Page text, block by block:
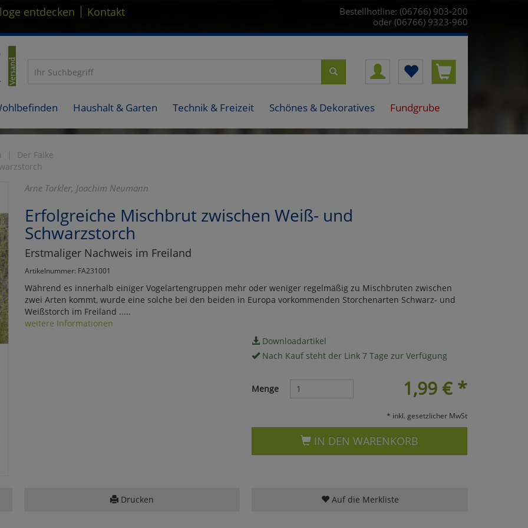
entdecken | Kontakt
Bestellhotline: (06766) 903-200
oder (06766) 9323-960
Haushalt & Garten Technik & Freizeit Schönes & Dekoratives Fundgrube
Der Falke
Arne Torkler, Joachim Neumann
Erfolgreiche Mischbrut zwischen Weiß- und
Schwarzstorch
Erstmaliger Nachweis im Freiland
Artikelnummer: FA231001
Während es innerhalb einiger Vogelartengruppen mehr oder weniger regelmäßig zu Mischbruten zwischen
zwei Arten kommt, wurde eine solche bei den beiden in Europa vorkommenden Storchenarten Schwarz- und
Weißstorch im Freiland .....
weitere Informationen
Downloadartikel
Nach Kauf steht der Link 7 Tage zur Verfügung
1,99 €*
Menge
* inkl. gesetzlicher MwSt
IN DEN WARENKORB
Drucken Auf die Merkliste